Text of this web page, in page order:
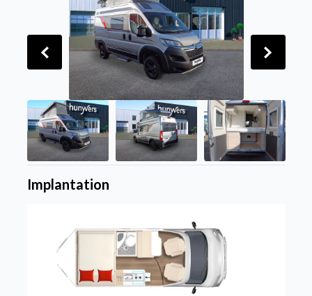
Implantation